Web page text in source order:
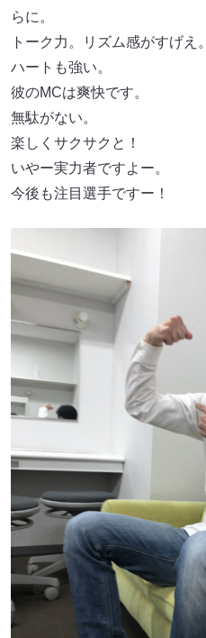
らに。
トーク力。リズム感がすげえ。
ハートも強い。
彼のMCは爽快です。
無駄がない。
楽しくサクサクと！
いやー実力者ですよー。
今後も注目選手ですー！